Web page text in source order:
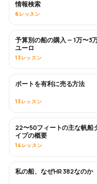
情報検索
6レッスン
近日公開
予算別の船の購入 — 1万〜3
ユーロ
13レッスン
新着
ボートを有利に売る方法
13レッスン
近日公開
22〜50フィートの主な帆船
イプの概要
14レッスン
近日公開
私の船、なぜHR 382なのか